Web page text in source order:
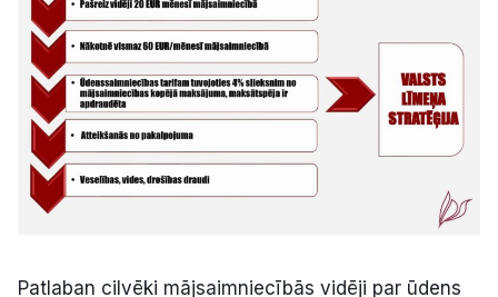
Patlaban cilvēki mājsaimniecībās vidēji par ūdens